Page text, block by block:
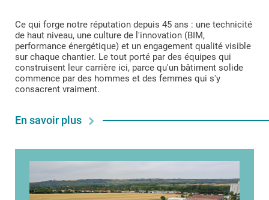
Ce qui forge notre réputation depuis 45 ans : une technicité
de haut niveau, une culture de l'innovation (BIM,
performance énergétique) et un engagement qualité visible
sur chaque chantier. Le tout porté par des équipes qui
construisent leur carrière ici, parce qu'un bâtiment solide
commence par des hommes et des femmes qui s'y
consacrent vraiment.
En savoir plus